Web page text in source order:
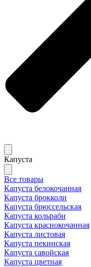
Капуста
Все товары
Капуста белокочанная
Капуста брокколи
Капуста брюссельская
Капуста кольраби
Капуста краснокочанная
Капуста листовая
Капуста пекинская
Капуста савойская
Капуста цветная